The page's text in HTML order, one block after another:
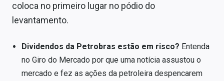
coloca no primeiro lugar no pódio do
levantamento.
Dividendos da Petrobras estão em risco? Entenda
no Giro do Mercado por que uma notícia assustou o
mercado e fez as ações da petroleira despencarem